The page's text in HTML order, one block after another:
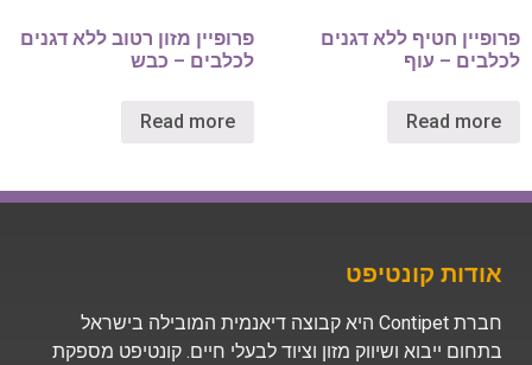
פרופיין חטיף ללא דגנים
לכלבים – עוף
Read more
פרופיין מזון רטוב ללא דגנים
לכלבים – כבש
Read more
אודות קונטיפט
חברת Contipet היא קבוצה דיאנמית המובילה בישראל
בתחום ייבוא ושיווק מזון וציוד לבעלי חיים. קונטיפט מספקת